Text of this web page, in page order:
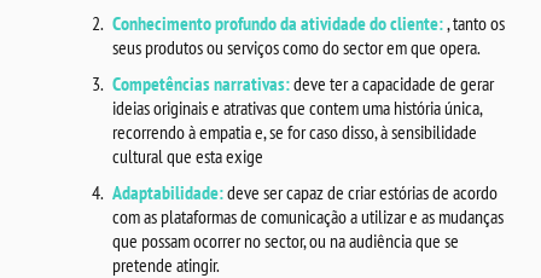
Conhecimento profundo da atividadedo cliente:, tanto os
seus produtos ou serviços como do sector em que opera.
Competências narrativas:deve ter a capacidade de gerar
ideias originais e atrativas que contem uma história única,
recorrendo à empatia e, se for caso disso, à sensibilidade
cultural que esta exige
Adaptabilidade:deve ser capaz de criar estórias de acordo
com as plataformas de comunicação a utilizar e as mudanças
que possam ocorrer no sector, ou na audiência que se
pretende atingir.